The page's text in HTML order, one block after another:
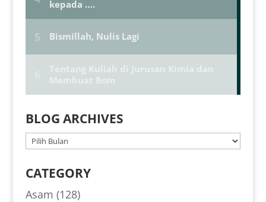
BLOG ARCHIVES
BLOG
CATEGORY
Asam (128)